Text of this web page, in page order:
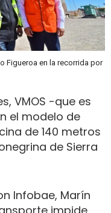
Figueroa en la recorrida por
VMOS -que es
el modelo de
de 140 metros
de Sierra
Infobae, Marín